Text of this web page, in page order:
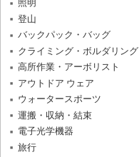
照明
登山
バックパック・バッグ
クライミング・ボルダリング
高所作業・アーボリスト
アウトドア ウェア
ウォータースポーツ
運搬・収納・結束
電子光学機器
旅行